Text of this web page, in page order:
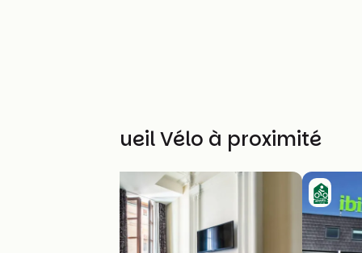
Autres Accueil Vélo à proximité